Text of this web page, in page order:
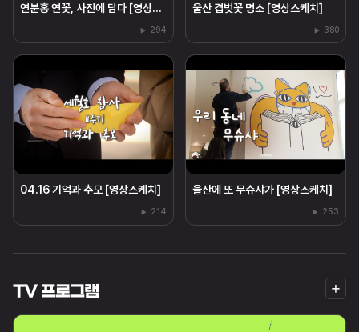
연분홍 연꽃, 사진에 담다 [영상스케치]
294
울산 겹벚꽃 명소 [영상스케치]
380
04.16 기억과 추모 [영상스케치]
214
울산에 또 무슈샤가 [영상스케치]
253
TV 프로그램
더
보